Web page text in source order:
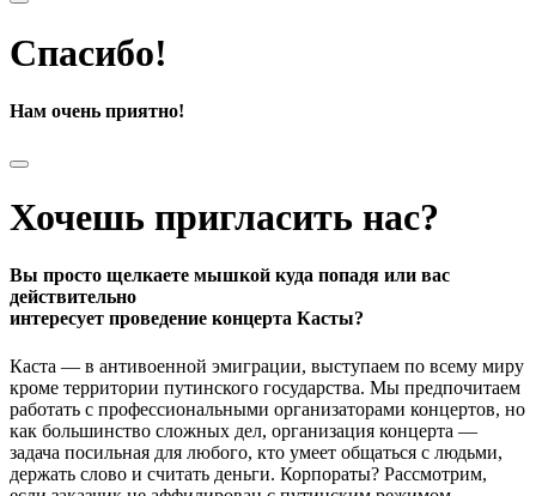
Спасибо!
Нам очень приятно!
Хочешь пригласить нас?
Вы просто щелкаете мышкой куда попадя или вас
действительно
интересует проведение концерта Касты?
Каста — в антивоенной эмиграции, выступаем по всему миру
кроме территории путинского государства. Мы предпочитаем
работать с профессиональными организаторами концертов, но
как большинство сложных дел, организация концерта —
задача посильная для любого, кто умеет общаться с людьми,
держать слово и считать деньги. Корпораты? Рассмотрим,